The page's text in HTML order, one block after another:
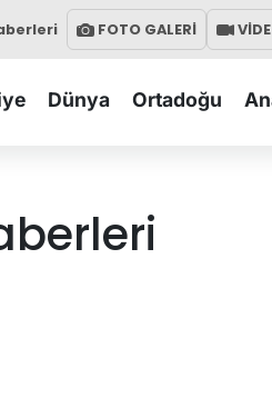
FOTO GALERİ
Dünya Ortadoğu